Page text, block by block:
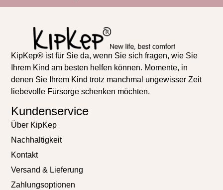
KipKep® ist für Sie da, wenn Sie sich fragen, wie Sie
Ihrem Kind am besten helfen können. Momente, in
denen Sie Ihrem Kind trotz manchmal ungewisser Zeit
liebevolle Fürsorge schenken möchten.
Kundenservice
Über KipKep
Nachhaltigkeit
Kontakt
Versand & Lieferung
Zahlungsoptionen